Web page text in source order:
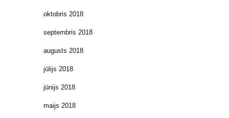
oktobris 2018
septembris 2018
augusts 2018
jūlijs 2018
jūnijs 2018
maijs 2018